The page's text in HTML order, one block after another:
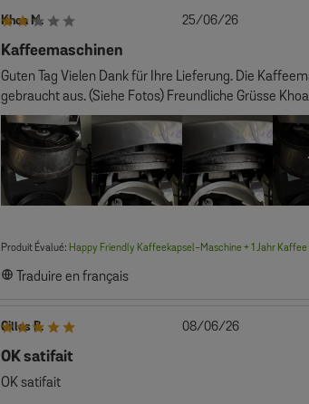
Khoa M.
Kaffeemaschinen
Guten Tag Vielen Dank für Ihre Lieferung. Die
gebraucht aus. (Siehe Fotos) Freundliche Grüsse
Produit Évalué: Happy Friendly Kaffeekapsel-Maschine + 1 Jahr Kaffee
Traduire en français
Date
25/06/26
Gilles B.
OK satifait
OK satifait
Date
08/06/26